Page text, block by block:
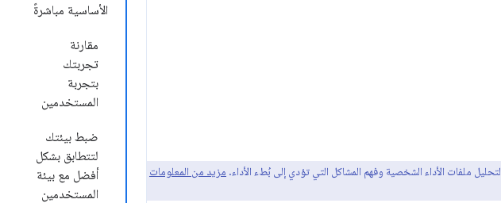
الأساسية مباشرةً
مقارنة
تجربتك
بتجربة
المستخدمين
ضبط بيئتك
لتتطابق بشكل
أفضل مع بيئة
المستخدمين
لتحليل ملفات الأداء الشخصية وفهم المشاكل التي تؤدي إلى بُطء الأداء. مزيد من المعلومات